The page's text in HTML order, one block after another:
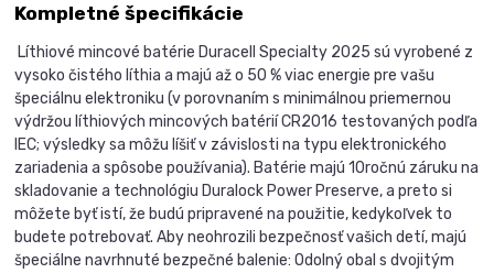
Kompletné špecifikácie
Líthiové mincové batérie Duracell Specialty 2025 sú vyrobené z
vysoko čistého líthia a majú až o 50 % viac energie pre vašu
špeciálnu elektroniku (v porovnaním s minimálnou priemernou
výdržou líthiových mincových batérií CR2016 testovaných podľa
IEC; výsledky sa môžu líšiť v závislosti na typu elektronického
zariadenia a spôsobe používania). Batérie majú 10ročnú záruku na
skladovanie a technológiu Duralock Power Preserve, a preto si
môžete byť istí, že budú pripravené na použitie, kedykoľvek to
budete potrebovať. Aby neohrozili bezpečnosť vašich detí, majú
špeciálne navrhnuté bezpečné balenie: Odolný obal s dvojitým